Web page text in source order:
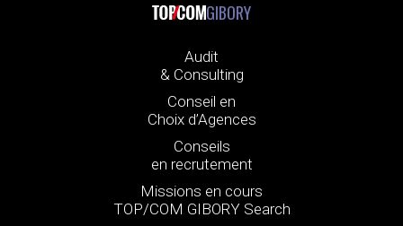
GIBORY
Audit
& Consulting
Conseil en
Choix d’Agences
Conseils
en recrutement
Missions en cours
TOP/COM GIBORY Search